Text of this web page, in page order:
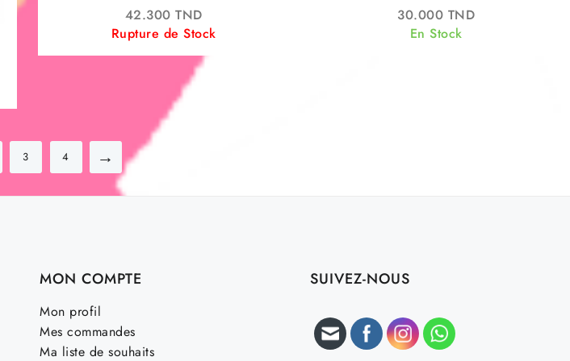
PIEDS, UREE 10%, 100ML
42.300TND
Rupture de Stock
30.000 TND
En Stock
3 4 →
MON COMPTE
Mon profil
Mes commandes
Ma liste de souhaits
SUIVEZ-NOUS